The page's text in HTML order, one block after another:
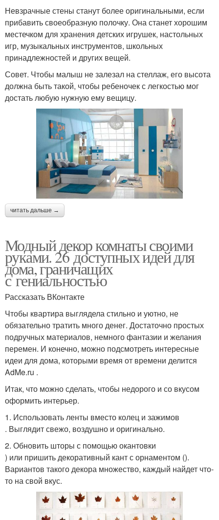
Невзрачные стены станут более оригинальными, если
прибавить своеобразную полочку. Она станет хорошим
местечком для хранения детских игрушек, настольных
игр, музыкальных инструментов, школьных
принадлежностей и других вещей.
Совет. Чтобы малыш не залезал на стеллаж, его высота
должна быть такой, чтобы ребеночек с легкостью мог
достать любую нужную ему вещицу.
читать дальше →
Модный декор комнаты своими
руками. 26 доступных идей для
дома, граничащих
с гениальностью
Рассказать ВКонтакте
Чтобы квартира выглядела стильно и уютно, не
обязательно тратить много денег. Достаточно простых
подручных материалов, немного фантазии и желания
перемен. И конечно, можно подсмотреть интересные
идеи для дома, которыми время от времени делится
AdMe.ru .
Итак, что можно сделать, чтобы недорого и со вкусом
оформить интерьер.
1. Использовать ленты вместо колец и зажимов
. Выглядит свежо, воздушно и оригинально.
2. Обновить шторы с помощью окантовки
) или пришить декоративный кант с орнаментом ().
Вариантов такого декора множество, каждый найдет что-
то на свой вкус.